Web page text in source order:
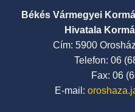
Békés Vármegyei
Hivatala
Cím: 5900
Telefon: 06
Fax: 06
E-mail: